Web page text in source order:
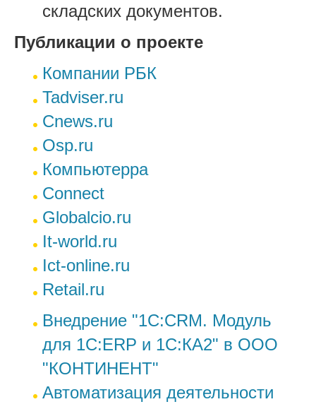
складских документов.
Публикации о проекте
Компании РБК
Tadviser.ru
Cnews.ru
Osp.ru
Компьютерра
Сonnect
Globalcio.ru
It-world.ru
Ict-online.ru
Retail.ru
Внедрение "1С:CRM. Модуль
для 1С:ERP и 1С:КА2" в ООО
"КОНТИНЕНТ"
Автоматизация деятельности